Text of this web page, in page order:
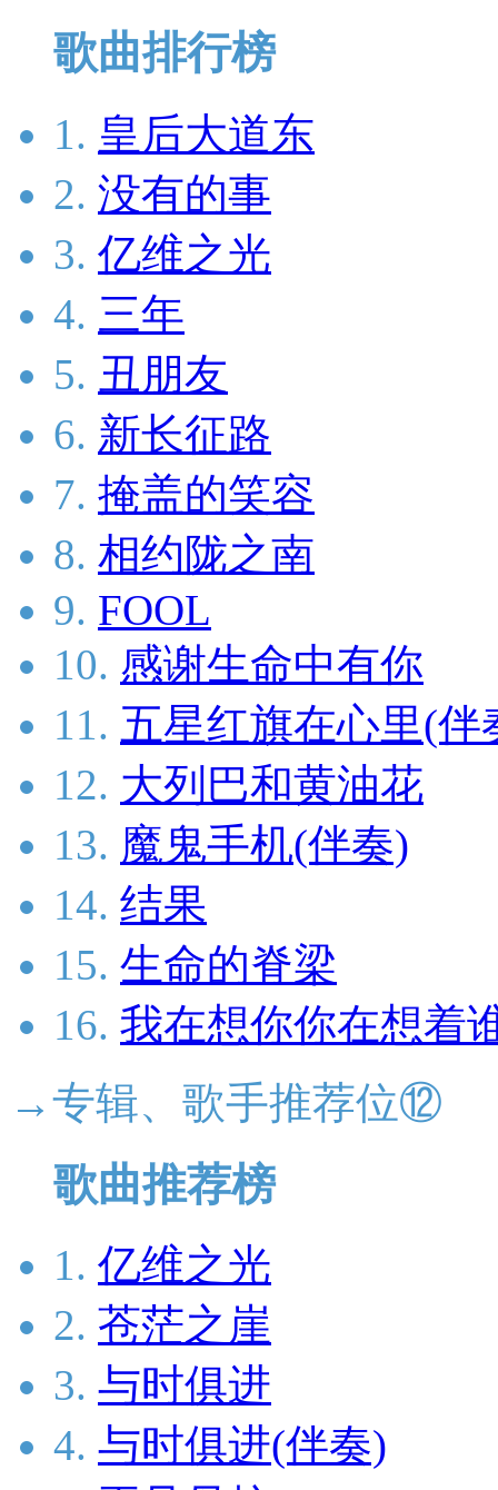
歌曲排行榜
1. 皇后大道东
2. 没有的事
3. 亿维之光
4. 三年
5. 丑朋友
6. 新长征路
7. 掩盖的笑容
8. 相约陇之南
9. FOOL
10. 感谢生命中有你
11. 五星红旗在心里(伴
12. 大列巴和黄油花
13. 魔鬼手机(伴奏)
14. 结果
15. 生命的脊梁
16. 我在想你你在想着
→专辑、歌手推荐位⑫
歌曲推荐榜
1. 亿维之光
2. 苍茫之崖
3. 与时俱进
4. 与时俱进(伴奏)